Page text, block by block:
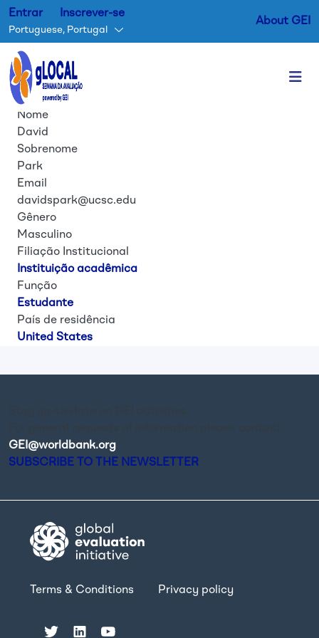
Entrar Inscrever-se
Portuguese, Portugal
About GEI
Nome
David
Sobrenome
Park
Email
davidspark@ucsc.edu
Gênero
Masculino
Filiação Institucional
Instituição acadêmica
Função
Estudante
País de residência
United States
GEI@worldbank.org
SUBSCRIBE TO THE NEWSLETTER
Terms & Conditions Privacy policy